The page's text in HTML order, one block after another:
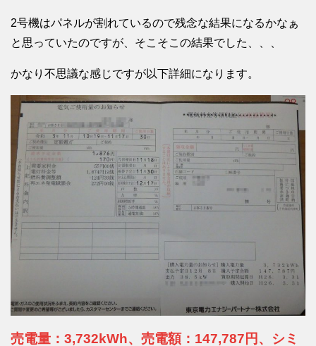
2号機はパネルが割れているので残念な結果になるかなぁ
と思っていたのですが、そこそこの結果でした、、、
かなり不思議な感じですが以下詳細になります。
売電量：3,732kWh、売電額：147,787円、シミ